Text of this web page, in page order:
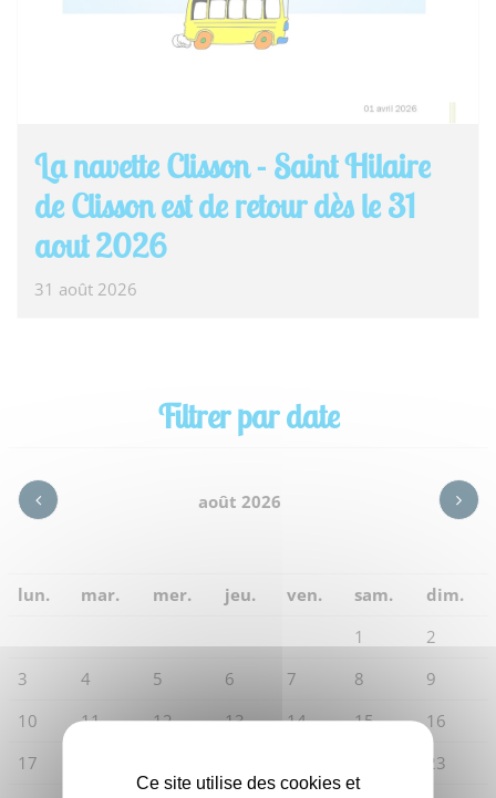
La navette Clisson - Saint Hilaire
de Clisson est de retour dès le 31
aout 2026
31 août 2026
Filtrer par date
août 2026
lun. mar. mer. jeu. ven. sam.
dim.
1
2
3
4 5 6 7 8
9
10
11 12 13 14 15
16
17
23
Ce site utilise des cookies et